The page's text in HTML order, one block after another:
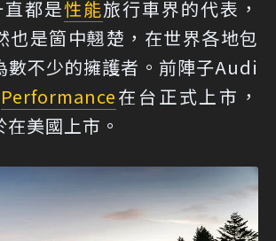
都是性能旅行車界的代表，
也是箇中翹楚，在世界各地包
數不少的擁護者。前陣子Audi
Performance在台正式上市，
美國上市。